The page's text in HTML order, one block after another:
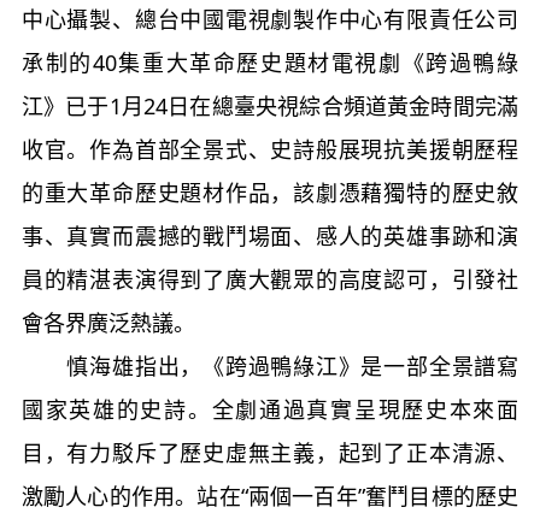
中心攝製、總台中國電視劇製作中心有限責任公司
承制的40集重大革命歷史題材電視劇《跨過鴨綠
江》已于1月24日在總臺央視綜合頻道黃金時間完滿
收官。作為首部全景式、史詩般展現抗美援朝歷程
的重大革命歷史題材作品，該劇憑藉獨特的歷史敘
事、真實而震撼的戰鬥場面、感人的英雄事跡和演
員的精湛表演得到了廣大觀眾的高度認可，引發社
會各界廣泛熱議。
慎海雄指出，《跨過鴨綠江》是一部全景譜寫
國家英雄的史詩。全劇通過真實呈現歷史本來面
目，有力駁斥了歷史虛無主義，起到了正本清源、
激勵人心的作用。站在“兩個一百年”奮鬥目標的歷史